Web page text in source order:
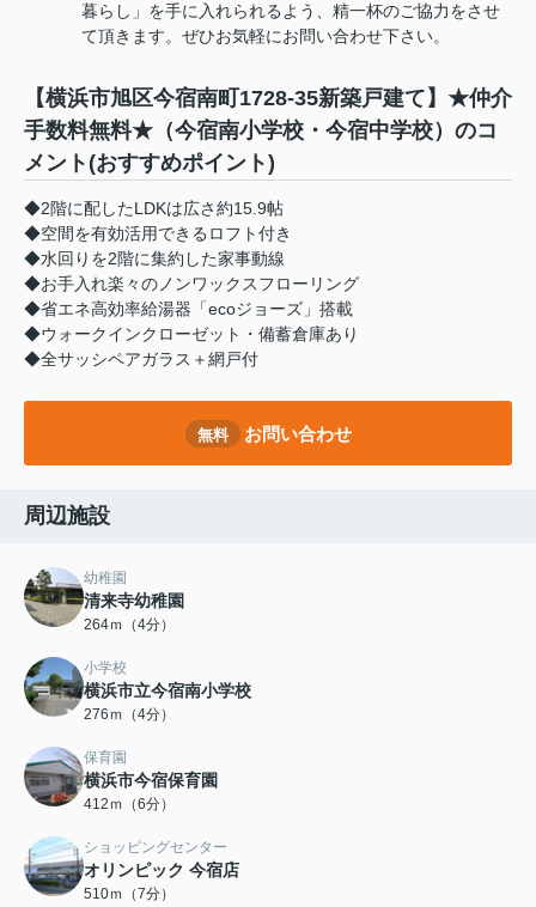
暮らし」を手に入れられるよう、精一杯のご協力をさせ
て頂きます。ぜひお気軽にお問い合わせ下さい。
【横浜市旭区今宿南町1728-35新築戸建て】★仲介
手数料無料★（今宿南小学校・今宿中学校）のコ
メント(おすすめポイント)
◆2階に配したLDKは広さ約15.9帖
◆空間を有効活用できるロフト付き
◆水回りを2階に集約した家事動線
◆お手入れ楽々のノンワックスフローリング
◆省エネ高効率給湯器「ecoジョーズ」搭載
◆ウォークインクローゼット・備蓄倉庫あり
◆全サッシペアガラス＋網戸付
無料 お問い合わせ
周辺施設
幼稚園
清来寺幼稚園
264ｍ（4分）
小学校
横浜市立今宿南小学校
276ｍ（4分）
保育園
横浜市今宿保育園
412ｍ（6分）
ショッピングセンター
オリンピック 今宿店
510ｍ（7分）